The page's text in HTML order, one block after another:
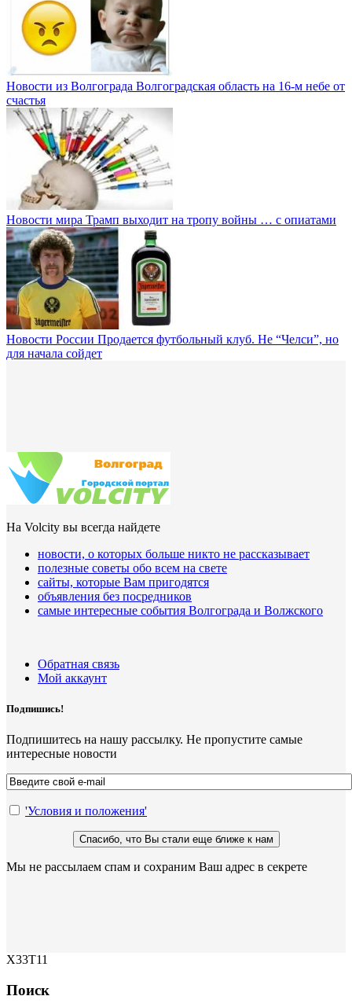
Новости из Волгограда Волгоградская область на 16-м небе от
счастья
Новости мира Трамп выходит на тропу войны … с опиатами
Новости России Продается футбольный клуб. Не “Челси”, но
для начала сойдет
На Volcity вы всегда найдете
новости, о которых больше никто не рассказывает
полезные советы обо всем на свете
сайты, которые Вам пригодятся
объявления без посредников
самые интересные события Волгограда и Волжского
Обратная связь
Мой аккаунт
Подпишись!
Подпишитесь на нашу рассылку. Не пропустите самые
интересные новости
'Условия и положения'
Мы не рассылаем спам и сохраним Ваш адрес в секрете
X33T11
Поиск